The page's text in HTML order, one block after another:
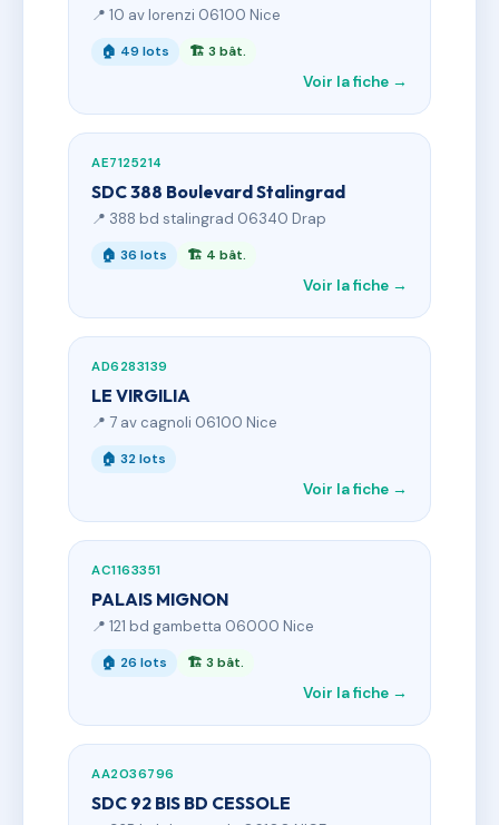
📍 10 av lorenzi 06100 Nice
🏠 49 lots 🏗 3 bât.
Voir la fiche →
AE7125214
SDC 388 Boulevard Stalingrad
📍 388 bd stalingrad 06340 Drap
🏠 36 lots 🏗 4 bât.
Voir la fiche →
AD6283139
LE VIRGILIA
📍 7 av cagnoli 06100 Nice
🏠 32 lots
Voir la fiche →
AC1163351
PALAIS MIGNON
📍 121 bd gambetta 06000 Nice
🏠 26 lots 🏗 3 bât.
Voir la fiche →
AA2036796
SDC 92 BIS BD CESSOLE